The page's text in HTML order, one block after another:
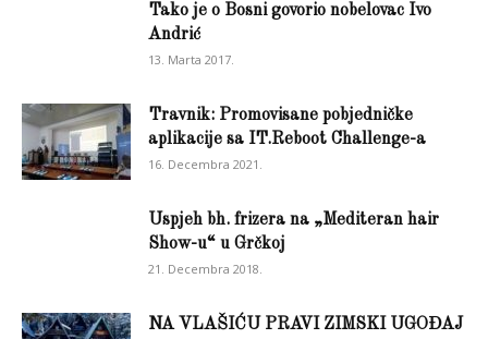
Tako je o Bosni govorio nobelovac Ivo
Andrić
13. Marta 2017.
Travnik: Promovisane pobjedničke
aplikacije sa IT.Reboot Challenge-a
16. Decembra 2021.
Uspjeh bh. frizera na „Mediteran hair
Show-u“ u Grčkoj
21. Decembra 2018.
NA VLAŠIĆU PRAVI ZIMSKI UGOĐAJ